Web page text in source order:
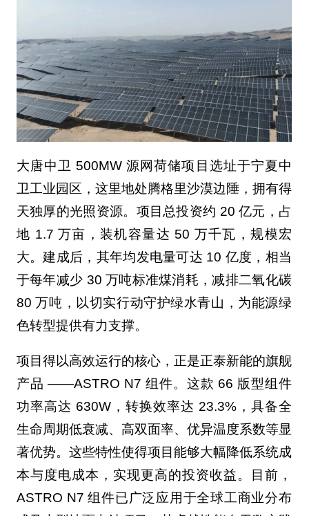
大唐中卫 500MW 源网荷储项目选址于宁夏中
卫工业园区，这里地处腾格里沙漠边陲，拥有得
天独厚的光照资源。项目总投资约 20 亿元，占
地 1.7 万亩，装机容量达 50 万千瓦，规模宏
大。建成后，其年均发电量可达 10 亿度，相当
于每年减少 30 万吨标准煤消耗，减排二氧化碳
80 万吨，以切实行动守护绿水青山，为能源绿
色转型提供有力支撑。
项目得以高效运行的核心，正是正泰新能的旗舰
产品 ——ASTRO N7 组件。这款 66 版型组件
功率高达 630W，转换效率达 23.3%，具备全
生命周期低衰减、高双面率、优异温度系数等显
著优势。这些特性使得项目能够大幅降低系统成
本与度电成本，实现更高的投资收益。目前，
ASTRO N7 组件已广泛应用于全球工商业分布